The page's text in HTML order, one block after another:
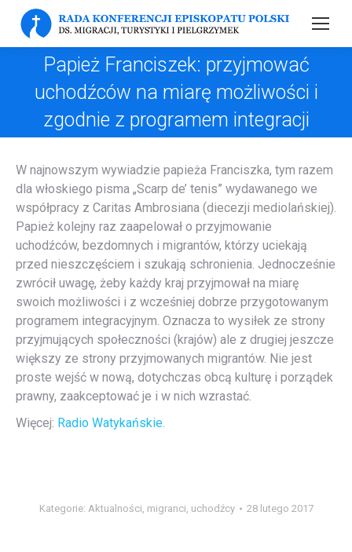
Papież Franciszek: przyjmować
uchodźców na miarę możliwości i
zgodnie z programem integracji
W najnowszym wywiadzie papieża Franciszka, tym razem
dla włoskiego pisma „Scarp de’ tenis” wydawanego we
współpracy z Caritas Ambrosiana (diecezji mediolańskiej).
Papież kolejny raz zaapelował o przyjmowanie
uchodźców, bezdomnych i migrantów, którzy uciekają
przed nieszczęściem i szukają schronienia. Jednocześnie
zwrócił uwagę, żeby każdy kraj przyjmował na miarę
swoich możliwości i z wcześniej dobrze przygotowanym
programem integracyjnym. Oznacza to wysiłek ze strony
przyjmujących społeczności (krajów) ale z drugiej jeszcze
większy ze strony przyjmowanych migrantów. Nie jest
proste wejść w nową, dotychczas obcą kulturę i porządek
prawny, zaakceptować je i w nich wzrastać.
Więcej: Radio Watykańskie.
Kategorie: Aktualności, migranci, uchodźcy 28 lutego 2017